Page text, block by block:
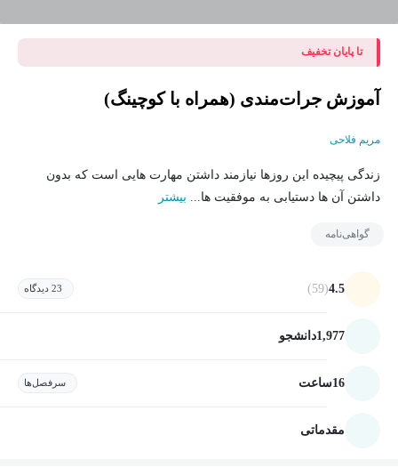
تا پایان تخفیف
آموزش جرات‌مندی (همراه با کوچینگ)
مریم فلاحی
زندگی پیچیده این روزها نیازمند داشتن مهارت هایی است که بدون
داشتن آن ها دستیابی به موفقیت ها... بیشتر
گواهی‌نامه
4.5
(59) 23 دیدگاه
1,977دانشجو
16ساعت سرفصل‌ها
مقدماتی